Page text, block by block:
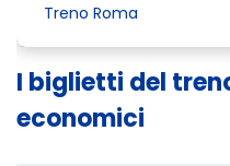
Treno Roma
I biglietti del
economici